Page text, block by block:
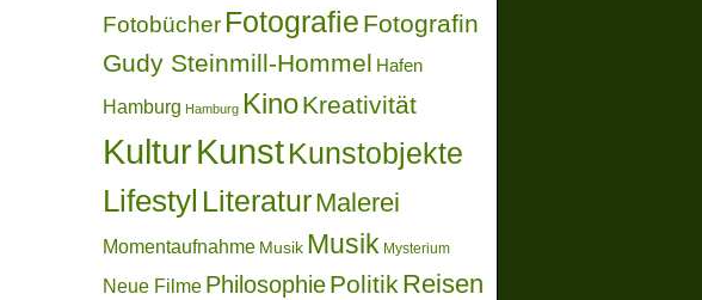
Fotobücher Fotografie Fotografin
Gudy Steinmill-Hommel Hafen
Hamburg Hamburg KinoKreativität
KulturKunstKunstobjekte
Lifestyl LiteraturMalerei
Momentaufnahme Musik Musik Mysterium
Neue Filme PhilosophiePolitik Reisen